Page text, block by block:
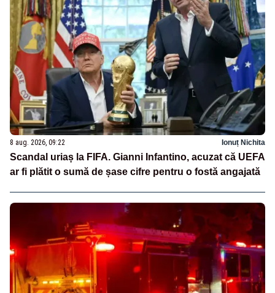
8 aug. 2026, 09:22 Ionuț Nichita
Scandal uriaș la FIFA. Gianni Infantino, acuzat că UEFA
ar fi plătit o sumă de șase cifre pentru o fostă angajată